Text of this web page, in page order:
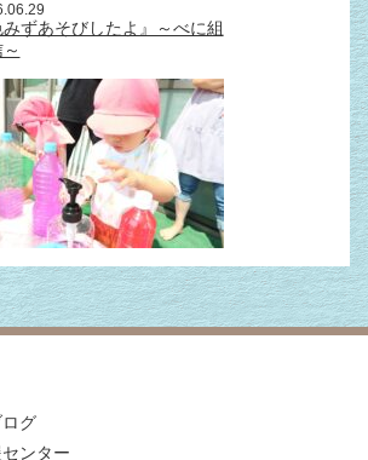
みずあそびしたよ』～べに組
グ
ンター